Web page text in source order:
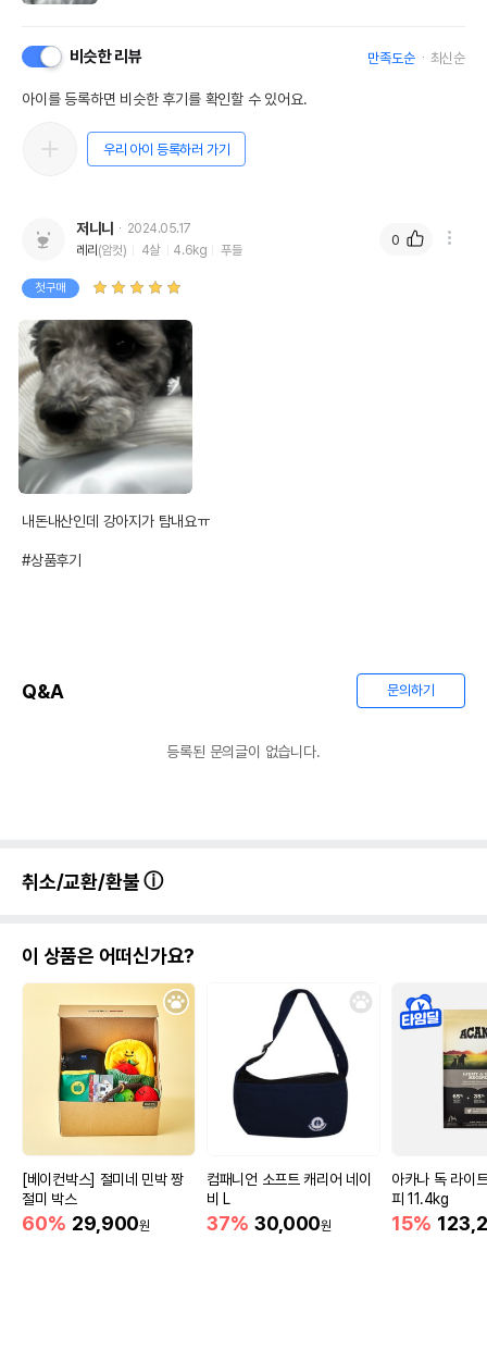
비슷한 리뷰 만족도순 최신순
아이를 등록하면 비슷한 후기를 확인할 수 있어요.
우리 아이 등록하러 가기
저니니
2024.05.17
레리 (암컷) 4살 4.6kg 푸들
첫구매
내돈내산인데 강아지가 탐내요ㅠ
#상품후기
0
Q&A 문의하기
등록된 문의글이 없습니다.
취소/교환/환불
이 상품은 어떠신가요?
[베이컨박스] 절미네 민박 짱
절미 박스
60% 29,900원
컴패니언 소프트 캐리어 네이
비 L
37% 30,000원
아카나 독 라이
피 11.4kg
15%